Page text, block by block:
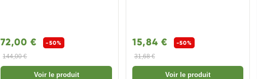
72,00 €
-50%
144,00 €
Voir le produit
15,84 €
-50%
31,68 €
Voir le produit